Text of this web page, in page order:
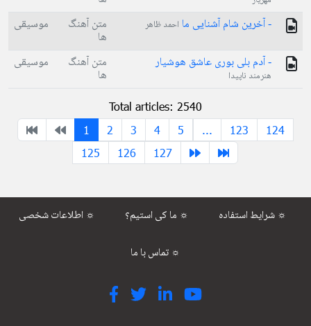
- آخرین شام آشنایی ما احمد ظاهر متن آهنگ
ها
موسیقی
- آدم بلی بوری عاشق هوشيار
هنرمند ناپیدا
متن آهنگ
ها
موسیقی
Total articles: 2540
1
2 3 4 5 ... 123
124
125
126 127
اطلاعات شخصی ☼ ما کی استیم؟ ☼ شرایط استفاده ☼
تماس با ما ☼